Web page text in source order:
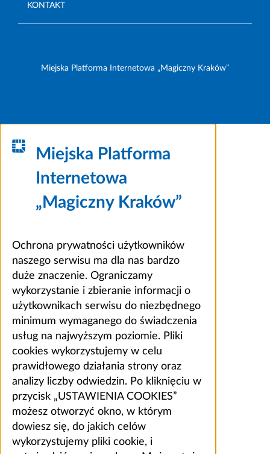
KONTAKT
Miejska Platforma Internetowa „Magiczny Kraków”
Miejska Platforma
Internetowa
„Magiczny Kraków”
Ochrona prywatności użytkowników
naszego serwisu ma dla nas bardzo
duże znaczenie. Ograniczamy
wykorzystanie i zbieranie informacji o
użytkownikach serwisu do niezbędnego
minimum wymaganego do świadczenia
usług na najwyższym poziomie. Pliki
cookies wykorzystujemy w celu
prawidłowego działania strony oraz
analizy liczby odwiedzin. Po kliknięciu w
przycisk „USTAWIENIA COOKIES”
możesz otworzyć okno, w którym
dowiesz się, do jakich celów
wykorzystujemy pliki cookie, i